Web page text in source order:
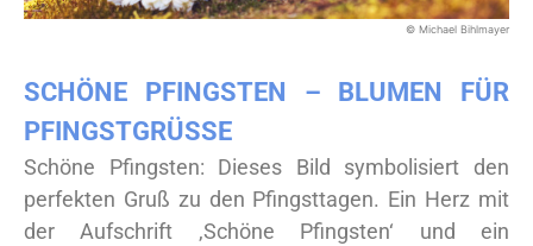
© Michael Bihlmayer
SCHÖNE PFINGSTEN – BLUMEN FÜR
PFINGSTGRÜSSE
Schöne Pfingsten: Dieses Bild symbolisiert den
perfekten Gruß zu den Pfingsttagen. Ein Herz mit
der Aufschrift ‚Schöne Pfingsten‘ und ein